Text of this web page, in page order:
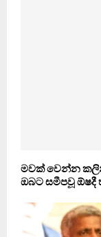
මවක් වෙන්න
ඔබට සමීපවූ ඕෂදී